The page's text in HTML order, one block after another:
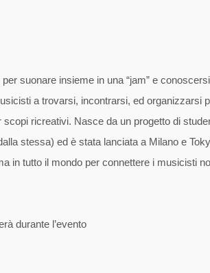
suonare insieme in una “jam” e
a trovarsi, incontrarsi, ed organizzarsi
ricreativi. Nasce da un progetto di
stessa) ed è stata lanciata a Milano e
in tutto il mondo per connettere i musicisti
durante l’evento